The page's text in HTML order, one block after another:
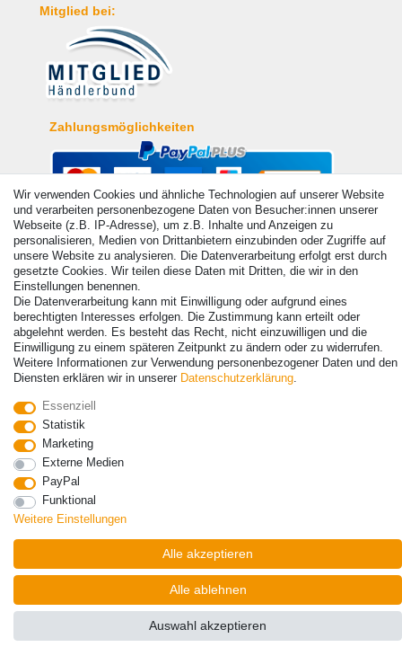
Mitglied bei:
Zahlungsmöglichkeiten
© Copyright 2026 | Alle Rechte vorbehalten. - Alle Rechte vorbehalten.
Preisangaben inkl. gesetzl. 19% MwSt. | Grundpreise siehe Artikeldetail | *Gilt für
Lieferungen nach Deutschland!
Vertrag widerrufen
Wir verwenden Cookies und ähnliche Technologien auf unserer Website
und verarbeiten personenbezogene Daten von Besucher:innen unserer
Webseite (z.B. IP-Adresse), um z.B. Inhalte und Anzeigen zu
personalisieren, Medien von Drittanbietern einzubinden oder Zugriffe auf
unsere Website zu analysieren. Die Datenverarbeitung erfolgt erst durch
gesetzte Cookies. Wir teilen diese Daten mit Dritten, die wir in den
Einstellungen benennen.
Die Datenverarbeitung kann mit Einwilligung oder aufgrund eines
berechtigten Interesses erfolgen. Die Zustimmung kann erteilt oder
abgelehnt werden. Es besteht das Recht, nicht einzuwilligen und die
Einwilligung zu einem späteren Zeitpunkt zu ändern oder zu widerrufen.
Weitere Informationen zur Verwendung personenbezogener Daten und den
Diensten erklären wir in unserer Daten­schutz­erklärung.
Essenziell
Statistik
Marketing
Externe Medien
PayPal
Funktional
Weitere Einstellungen
Alle akzeptieren
Alle ablehnen
Auswahl akzeptieren